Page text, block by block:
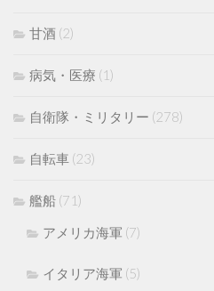
甘酒 (2)
病気・医療 (1)
自衛隊・ミリタリー (278)
自転車 (23)
艦船 (71)
アメリカ海軍 (7)
イタリア海軍 (5)